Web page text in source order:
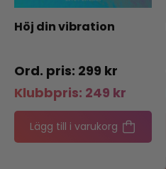
Höj din vibration
299 kr
Klubbpris: 249 kr
Lägg till i varukorg